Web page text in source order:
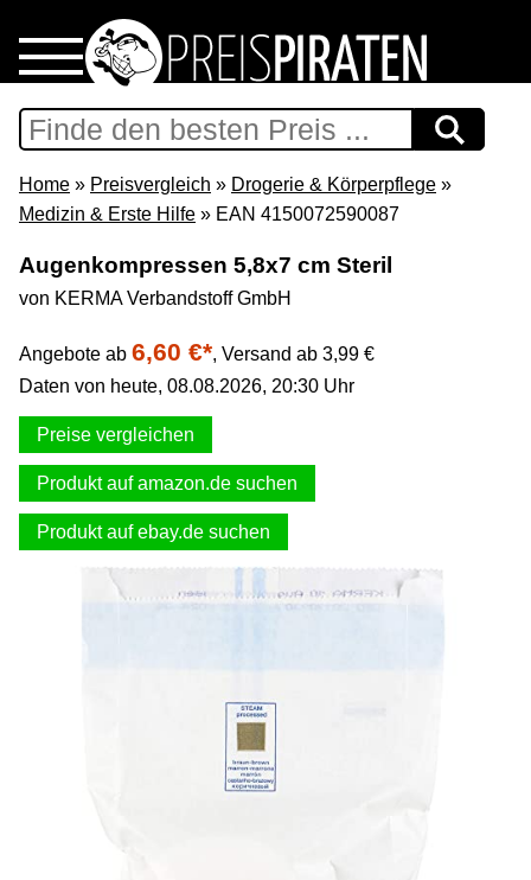
Home
Download
Support & Newsletter
Presse
Datenschutz
Impressum
Home » Preisvergleich » Drogerie & Körperpflege »
Medizin & Erste Hilfe » EAN 4150072590087
Augenkompressen 5,8x7 cm Steril
von KERMA Verbandstoff GmbH
Angebote ab 6,60 €*, Versand ab 3,99 €
Daten von heute, 08.08.2026, 20:30 Uhr
Preise vergleichen
Produkt auf amazon.de suchen
Produkt auf ebay.de suchen